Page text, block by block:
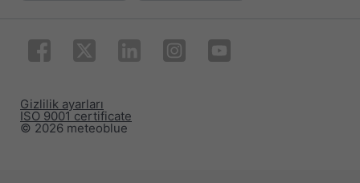
© 2026 meteoblue
ISO 9001 certificate
Gizlilik ayarları